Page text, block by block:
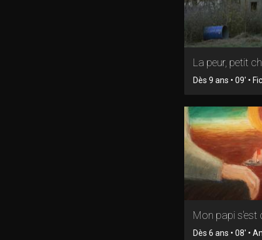
La peur, petit
Dès 9 ans • 09' •
Mon papi s'est
Dès 6 ans • 08' •